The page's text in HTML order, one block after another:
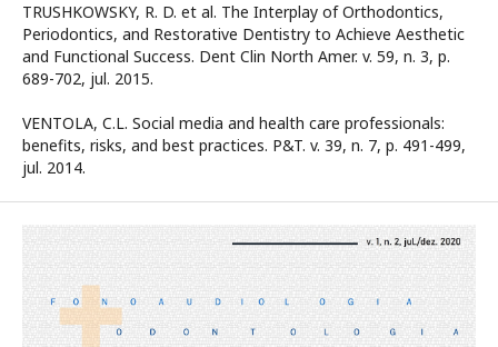
TRUSHKOWSKY, R. D. et al. The Interplay of Orthodontics,
Periodontics, and Restorative Dentistry to Achieve Aesthetic
and Functional Success. Dent Clin North Amer. v. 59, n. 3, p.
689-702, jul. 2015.
VENTOLA, C.L. Social media and health care professionals:
benefits, risks, and best practices. P&T. v. 39, n. 7, p. 491-499,
jul. 2014.